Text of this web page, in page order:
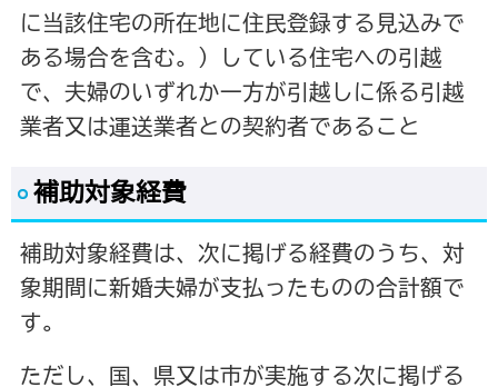
に当該住宅の所在地に住民登録する見込みで
ある場合を含む。）している住宅への引越
で、夫婦のいずれか一方が引越しに係る引越
業者又は運送業者との契約者であること
補助対象経費
補助対象経費は、次に掲げる経費のうち、対
象期間に新婚夫婦が支払ったものの合計額で
す。
ただし、国、県又は市が実施する次に掲げる